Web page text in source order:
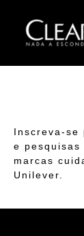
Inscreva-se
e
marcas
Unilever.